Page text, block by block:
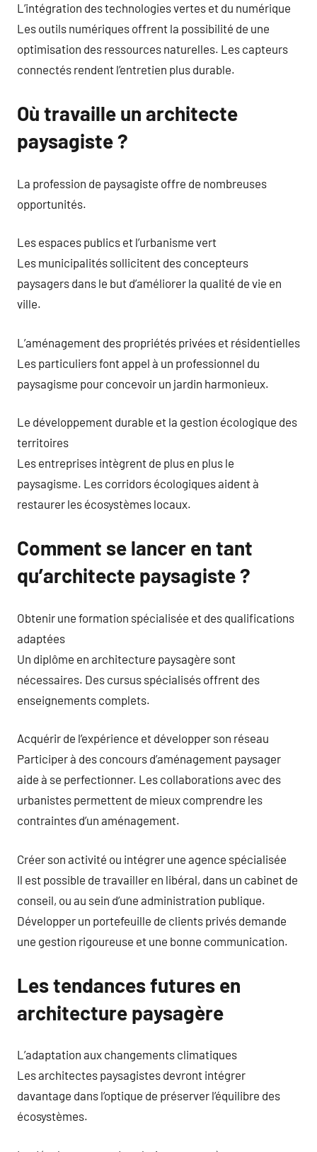
L’intégration des technologies vertes et du numérique
Les outils numériques offrent la possibilité de une
optimisation des ressources naturelles. Les capteurs
connectés rendent l’entretien plus durable.
Où travaille un architecte
paysagiste ?
La profession de paysagiste offre de nombreuses
opportunités.
Les espaces publics et l’urbanisme vert
Les municipalités sollicitent des concepteurs
paysagers dans le but d’améliorer la qualité de vie en
ville.
L’aménagement des propriétés privées et résidentielles
Les particuliers font appel à un professionnel du
paysagisme pour concevoir un jardin harmonieux.
Le développement durable et la gestion écologique des
territoires
Les entreprises intègrent de plus en plus le
paysagisme. Les corridors écologiques aident à
restaurer les écosystèmes locaux.
Comment se lancer en tant
qu’architecte paysagiste ?
Obtenir une formation spécialisée et des qualifications
adaptées
Un diplôme en architecture paysagère sont
nécessaires. Des cursus spécialisés offrent des
enseignements complets.
Acquérir de l’expérience et développer son réseau
Participer à des concours d’aménagement paysager
aide à se perfectionner. Les collaborations avec des
urbanistes permettent de mieux comprendre les
contraintes d’un aménagement.
Créer son activité ou intégrer une agence spécialisée
Il est possible de travailler en libéral, dans un cabinet de
conseil, ou au sein d’une administration publique.
Développer un portefeuille de clients privés demande
une gestion rigoureuse et une bonne communication.
Les tendances futures en
architecture paysagère
L’adaptation aux changements climatiques
Les architectes paysagistes devront intégrer
davantage dans l’optique de préserver l’équilibre des
écosystèmes.